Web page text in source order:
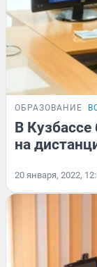
ОБРАЗОВАНИЕ
В
на
20 января, 2022,